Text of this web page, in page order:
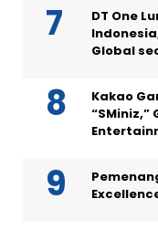
DT One
Global
Kakao
“SMiniz,”